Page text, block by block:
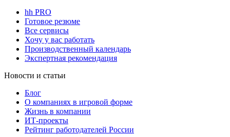
hh PRO
Готовое резюме
Все сервисы
Хочу у вас работать
Производственный календарь
Экспертная рекомендация
Новости и статьи
Блог
О компаниях в игровой форме
Жизнь в компании
ИТ-проекты
Рейтинг работодателей России